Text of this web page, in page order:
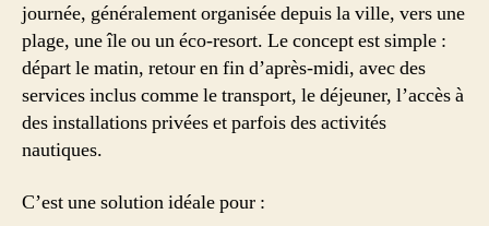
journée, généralement organisée depuis la ville, vers une
plage, une île ou un éco-resort. Le concept est simple :
départ le matin, retour en fin d’après-midi, avec des
services inclus comme le transport, le déjeuner, l’accès à
des installations privées et parfois des activités
nautiques.
C’est une solution idéale pour :